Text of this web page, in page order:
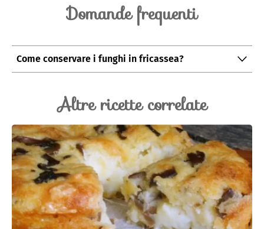
Domande frequenti
Come conservare i funghi in fricassea?
momento e ben caldi; nel caso in cui fossero avanzati
potete conservarli in frigorifero per massimo un giorno,
Altre ricette correlate